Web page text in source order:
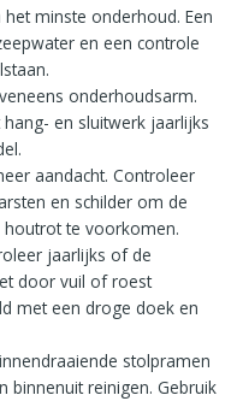
het minste onderhoud. Een
en een controle
onderhoudsarm.
en sluitwerk jaarlijks
aandacht. Controleer
en schilder om de
te voorkomen.
jaarlijks of de
door vuil of roest
met een droge doek en
stolpramen
binnenuit reinigen. Gebruik